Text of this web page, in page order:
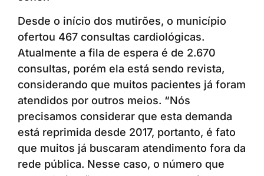
Desde o início dos mutirões, o município
ofertou 467 consultas cardiológicas.
Atualmente a fila de espera é de 2.670
consultas, porém ela está sendo revista,
considerando que muitos pacientes já foram
atendidos por outros meios. “Nós
precisamos considerar que esta demanda
está reprimida desde 2017, portanto, é fato
que muitos já buscaram atendimento fora da
rede pública. Nesse caso, o número que